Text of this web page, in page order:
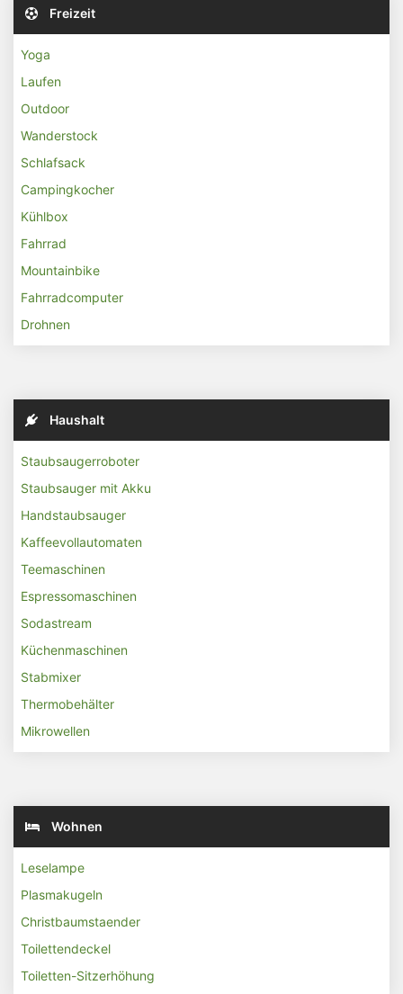
Freizeit
Yoga
Laufen
Outdoor
Wanderstock
Schlafsack
Campingkocher
Kühlbox
Fahrrad
Mountainbike
Fahrradcomputer
Drohnen
Haushalt
Staubsaugerroboter
Staubsauger mit Akku
Handstaubsauger
Kaffeevollautomaten
Teemaschinen
Espressomaschinen
Sodastream
Küchenmaschinen
Stabmixer
Thermobehälter
Mikrowellen
Wohnen
Leselampe
Plasmakugeln
Christbaumstaender
Toilettendeckel
Toiletten-Sitzerhöhung